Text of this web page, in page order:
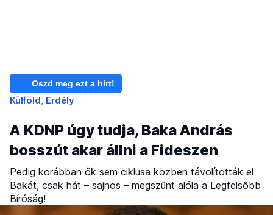
Oszd meg ezt a hírt!
Külföld Erdély
A KDNP úgy tudja, Baka András
bosszút akar állni a Fideszen
Pedig korábban ők sem ciklusa közben távolították el
Bakát, csak hát – sajnos – megszűnt alóla a Legfelsőbb
Bíróság!